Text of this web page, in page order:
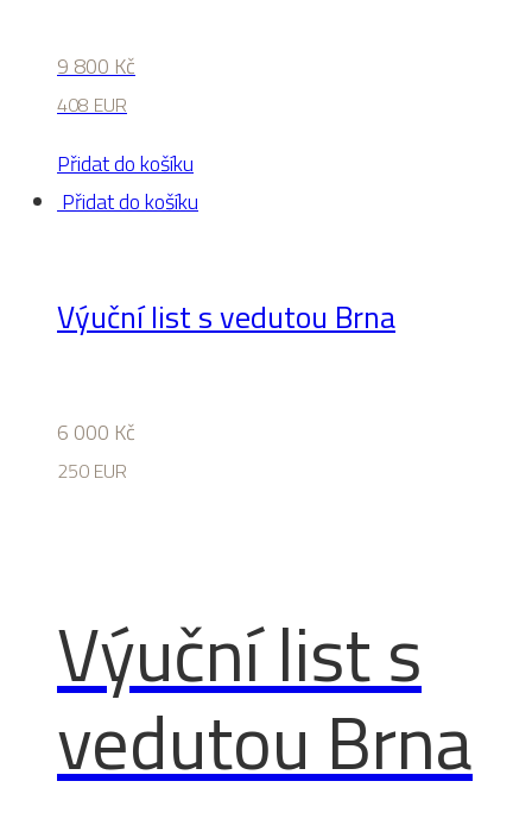
9 800Kč
408 EUR
Přidat do košíku
Přidat do košíku
Výuční list s vedutou Brna
6 000 Kč
250 EUR
Výuční list s
vedutou Brna